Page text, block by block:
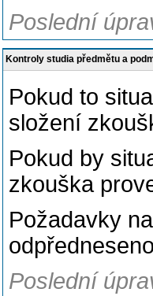
Poslední
Kontroly studia předmětu a
Pokud to
složení
Pokud by
zkouška
Požadavky
Poslední